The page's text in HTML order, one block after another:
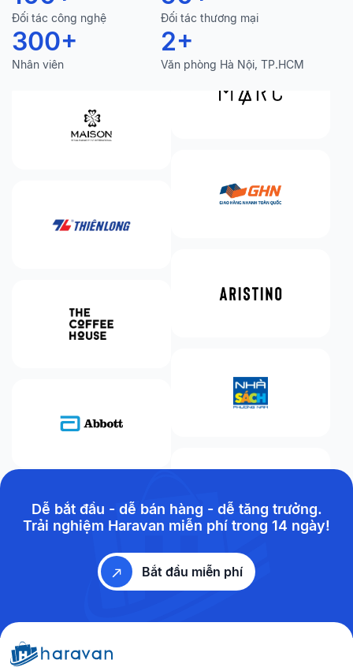
Đối tác công nghệ Đối tác thương mại
300+
Nhân viên
2+
Văn phòng Hà Nội, TP.HCM
Dễ bắt đầu - dễ bán hàng - dễ tăng trưởng.
Trải nghiệm Haravan miễn phí trong 14 ngày!
Bắt đầu miễn phí